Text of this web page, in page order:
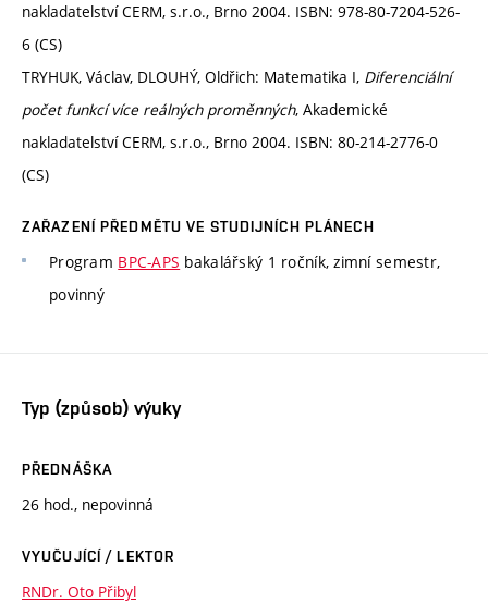
nakladatelství CERM, s.r.o., Brno 2004. ISBN: 978-80-7204-526-
6 (CS)
TRYHUK, Václav, DLOUHÝ, Oldřich: Matematika I, Diferenciální
počet funkcí více reálných proměnných, Akademické
nakladatelství CERM, s.r.o., Brno 2004. ISBN: 80-214-2776-0
(CS)
ZAŘAZENÍ PŘEDMĚTU VE STUDIJNÍCH PLÁNECH
Program BPC-APS bakalářský 1 ročník, zimní semestr,
povinný
Typ (způsob) výuky
PŘEDNÁŠKA
26 hod., nepovinná
VYUČUJÍCÍ / LEKTOR
RNDr. Oto Přibyl